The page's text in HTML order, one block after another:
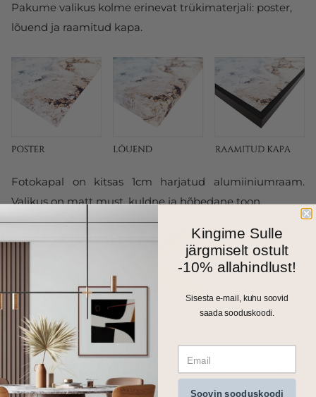
Pakume valikus kolme erinevat trükimaterjali: poster,
lõuend ja raamitud kapa.
Fotokapal on kitsas 1cm harjatud alumiiniumraam.
Valikus on matt must, kuldne ja hõbedane toon.
Kõik meie seinapildid, fotolõuendid ja kapad trükitakse
Kingime Sulle
järgmiselt ostult
-10% allahindlust!
Sisesta e-mail, kuhu soovid
saada sooduskoodi.
Soovin sooduskoodi